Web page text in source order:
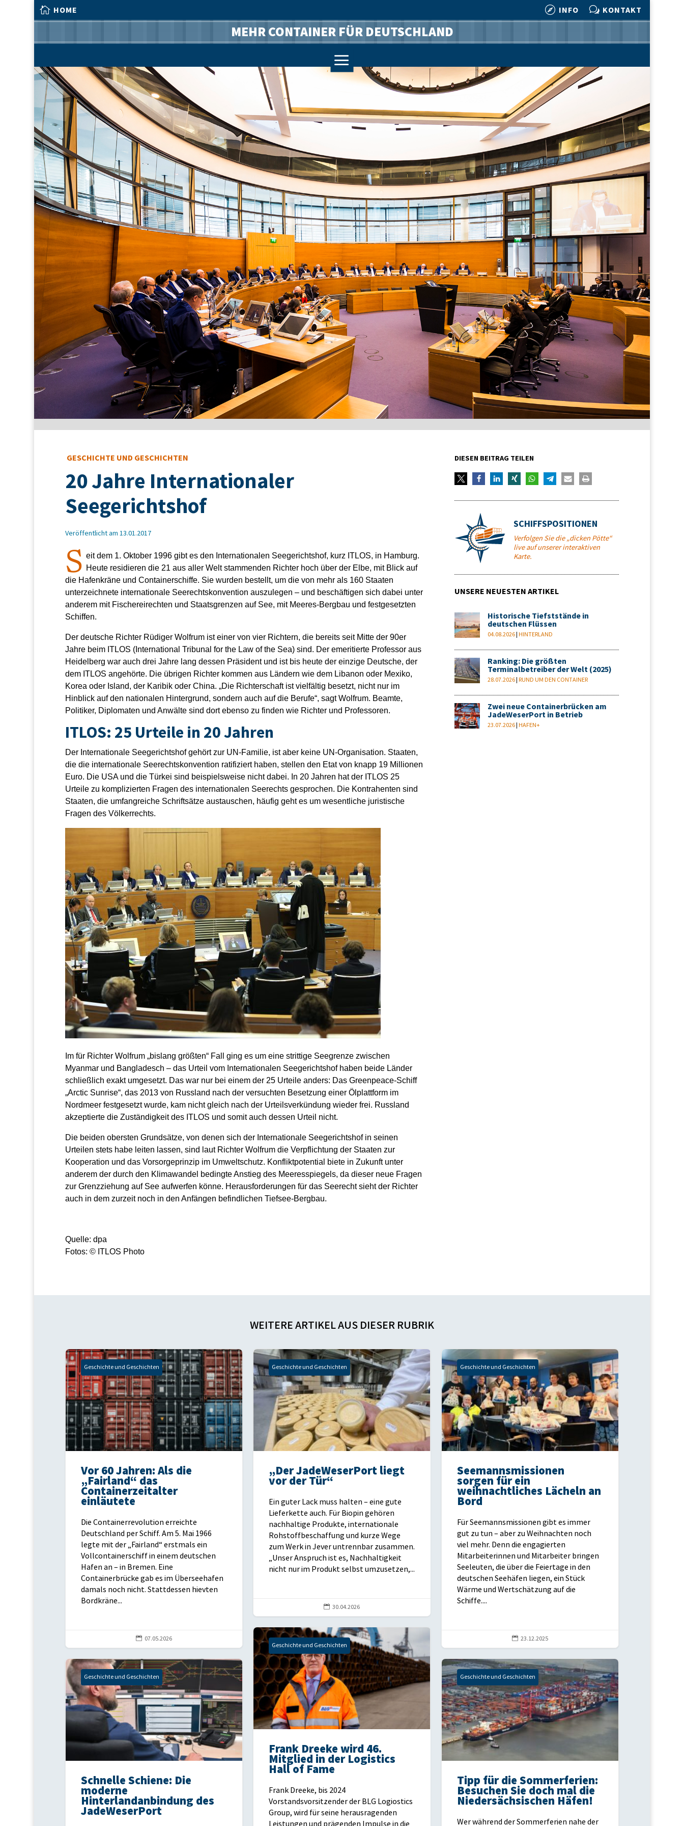
 HOME  INFO w KONTAKT
MEHR CONTAINER FÜR DEUTSCHLAND
a
GESCHICHTE UND GESCHICHTEN
20 Jahre Internationaler
Seegerichtshof
Veröffentlicht am 13.01.2017
S eit dem 1. Oktober 1996 gibt es den Internationalen Seegerichtshof, kurz ITLOS, in Hamburg.
Heute residieren die 21 aus aller Welt stammenden Richter hoch über der Elbe, mit Blick auf
die Hafenkräne und Containerschiffe. Sie wurden bestellt, um die von mehr als 160 Staaten
unterzeichnete internationale Seerechtskonvention auszulegen – und beschäftigen sich dabei unter
anderem mit Fischereirechten und Staatsgrenzen auf See, mit Meeres-Bergbau und festgesetzten
Schiffen.
Der deutsche Richter Rüdiger Wolfrum ist einer von vier Richtern, die bereits seit Mitte der 90er
Jahre beim ITLOS (International Tribunal for the Law of the Sea) sind. Der emeritierte Professor aus
Heidelberg war auch drei Jahre lang dessen Präsident und ist bis heute der einzige Deutsche, der
dem ITLOS angehörte. Die übrigen Richter kommen aus Ländern wie dem Libanon oder Mexiko,
Korea oder Island, der Karibik oder China. „Die Richterschaft ist vielfältig besetzt, nicht nur im
Hinblick auf den nationalen Hintergrund, sondern auch auf die Berufe“, sagt Wolfrum. Beamte,
Politiker, Diplomaten und Anwälte sind dort ebenso zu finden wie Richter und Professoren.
ITLOS: 25 Urteile in 20 Jahren
Der Internationale Seegerichtshof gehört zur UN-Familie, ist aber keine UN-Organisation. Staaten,
die die internationale Seerechtskonvention ratifiziert haben, stellen den Etat von knapp 19 Millionen
Euro. Die USA und die Türkei sind beispielsweise nicht dabei. In 20 Jahren hat der ITLOS 25
Urteile zu komplizierten Fragen des internationalen Seerechts gesprochen. Die Kontrahenten sind
Staaten, die umfangreiche Schriftsätze austauschen, häufig geht es um wesentliche juristische
Fragen des Völkerrechts.
Im für Richter Wolfrum „bislang größten“ Fall ging es um eine strittige Seegrenze zwischen
Myanmar und Bangladesch – das Urteil vom Internationalen Seegerichtshof haben beide Länder
schließlich exakt umgesetzt. Das war nur bei einem der 25 Urteile anders: Das Greenpeace-Schiff
„Arctic Sunrise“, das 2013 von Russland nach der versuchten Besetzung einer Ölplattform im
Nordmeer festgesetzt wurde, kam nicht gleich nach der Urteilsverkündung wieder frei. Russland
akzeptierte die Zuständigkeit des ITLOS und somit auch dessen Urteil nicht.
Die beiden obersten Grundsätze, von denen sich der Internationale Seegerichtshof in seinen
Urteilen stets habe leiten lassen, sind laut Richter Wolfrum die Verpflichtung der Staaten zur
Kooperation und das Vorsorgeprinzip im Umweltschutz. Konfliktpotential biete in Zukunft unter
anderem der durch den Klimawandel bedingte Anstieg des Meeresspiegels, da dieser neue Fragen
zur Grenzziehung auf See aufwerfen könne. Herausforderungen für das Seerecht sieht der Richter
auch in dem zurzeit noch in den Anfängen befindlichen Tiefsee-Bergbau.
Quelle: dpa
Fotos: © ITLOS Photo
DIESEN BEITRAG TEILEN
SCHIFFSPOSITIONEN
Verfolgen Sie die „dicken Pötte“
live auf unserer interaktiven
Karte.
UNSERE NEUESTEN ARTIKEL
Historische Tiefststände in
deutschen Flüssen
04.08.2026 |HINTERLAND
Ranking: Die größten
Terminalbetreiber der Welt (2025)
28.07.2026 |RUND UM DEN CONTAINER
Zwei neue Containerbrücken am
JadeWeserPort in Betrieb
23.07.2026 |HAFEN+
WEITERE ARTIKEL AUS DIESER RUBRIK
Geschichte und Geschichten
Vor 60 Jahren: Als die
„Fairland“ das
Containerzeitalter
einläutete
Die Containerrevolution erreichte
Deutschland per Schiff. Am 5. Mai 1966
legte mit der „Fairland“ erstmals ein
Vollcontainerschiff in einem deutschen
Hafen an – in Bremen. Eine
Containerbrücke gab es im Überseehafen
damals noch nicht. Stattdessen hievten
Bordkräne...
 07.05.2026
Geschichte und Geschichten
„Der JadeWeserPort liegt
vor der Tür“
Ein guter Lack muss halten – eine gute
Lieferkette auch. Für Biopin gehören
nachhaltige Produkte, internationale
Rohstoffbeschaffung und kurze Wege
zum Werk in Jever untrennbar zusammen.
„Unser Anspruch ist es, Nachhaltigkeit
nicht nur im Produkt selbst umzusetzen,...
 30.04.2026
Geschichte und Geschichten
Seemannsmissionen
sorgen für ein
weihnachtliches Lächeln an
Bord
Für Seemannsmissionen gibt es immer
gut zu tun – aber zu Weihnachten noch
viel mehr. Denn die engagierten
Mitarbeiterinnen und Mitarbeiter bringen
Seeleuten, die über die Feiertage in den
deutschen Seehäfen liegen, ein Stück
Wärme und Wertschätzung auf die
Schiffe....
 23.12.2025
Geschichte und Geschichten
Frank Dreeke wird 46.
Mitglied in der Logistics
Hall of Fame
Frank Dreeke, bis 2024
Vorstandsvorsitzender der BLG Logiostics
Group, wird für seine herausragenden
Geschichte und Geschichten
Schnelle Schiene: Die
moderne
Hinterlandanbindung des
JadeWeserPort
Geschichte und Geschichten
Tipp für die Sommerferien:
Besuchen Sie doch mal die
Niedersächsischen Häfen!
Wer während der Sommerferien nahe der